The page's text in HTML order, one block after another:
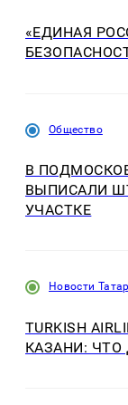
«ЕДИНАЯ
Общество
В
ВЫПИСАЛИ
УЧАСТКЕ
Новости
TURKISH
КАЗАНИ: